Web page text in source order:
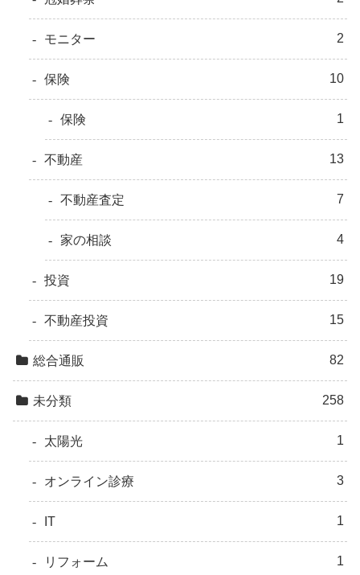
モニター 2
保険 10
保険 1
不動産 13
不動産査定 7
家の相談 4
投資 19
不動産投資 15
総合通販 82
未分類 258
太陽光 1
オンライン診療 3
IT 1
リフォーム 1